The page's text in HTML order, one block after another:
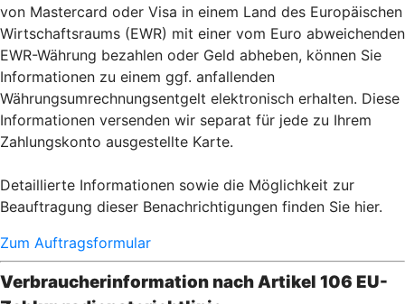
von Mastercard oder Visa in einem Land des Europäischen
Wirtschaftsraums (EWR) mit einer vom Euro abweichenden
EWR-Währung bezahlen oder Geld abheben, können Sie
Informationen zu einem ggf. anfallenden
Währungsumrechnungsentgelt elektronisch erhalten. Diese
Informationen versenden wir separat für jede zu Ihrem
Zahlungskonto ausgestellte Karte.
Detaillierte Informationen sowie die Möglichkeit zur
Beauftragung dieser Benachrichtigungen finden Sie hier.
Zum Auftragsformular
Verbraucherinformation nach Artikel 106 EU-